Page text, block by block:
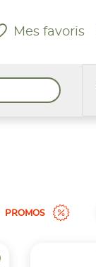
Mes favoris
PROMOS